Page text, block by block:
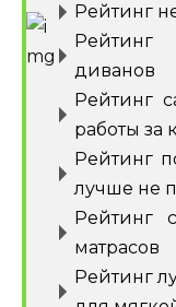
Рейтинг
Рейтинг
диванов
Рейтинг
работы за
Рейтинг
лучше не
Рейтинг
матрасов
Рейтинг